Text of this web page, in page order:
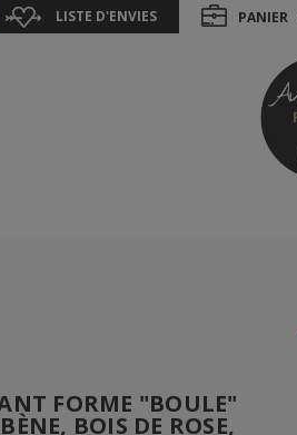
LISTE D'ENVIES PANIER
FORME "BOULE"
BOIS DE ROSE,